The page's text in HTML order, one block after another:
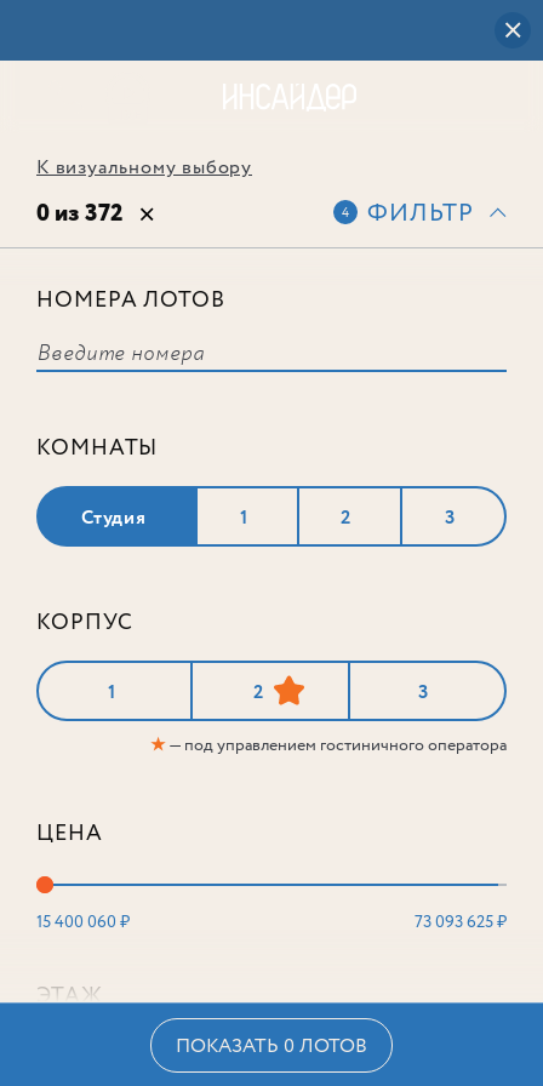
К визуальному выбору
0 из 372 4 ФИЛЬТР
НОМЕРА ЛОТОВ
КОМНАТЫ
Студия 1 2 3
КОРПУС
1 2 3
★— под управлением гостиничного оператора
ЦЕНА
15 400 060 ₽ 73 093 625 ₽
ЭТАЖ
ПОКАЗАТЬ 0 ЛОТОВ
соответствует ни одного лота